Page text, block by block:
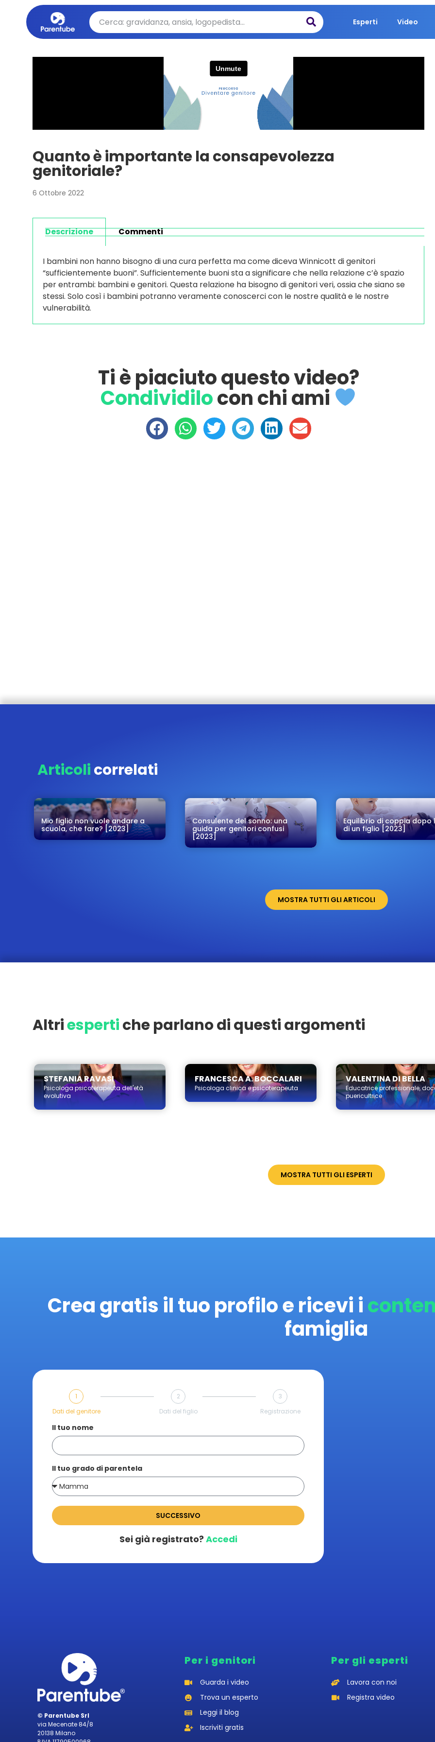
Esperti Video
Quanto è importante la consapevolezza
genitoriale?
6 Ottobre 2022
Descrizione Commenti
I bambini non hanno bisogno di una cura perfetta ma come diceva Winnicott di genitori
“sufficientemente buoni”. Sufficientemente buoni sta a significare che nella relazione c’è spazio
per entrambi: bambini e genitori. Questa relazione ha bisogno di genitori veri, ossia che siano se
stessi. Solo così i bambini potranno veramente conoscerci con le nostre qualità e le nostre
vulnerabilità.
Ti è piaciuto questo video?
Condividilocon chi ami
Articolicorrelati
Mio figlio non vuole andare a
scuola, che fare? [2023]
Consulente del sonno: una
guida per genitori confusi
[2023]
Equilibrio di coppia dopo
di un figlio [2023]
MOSTRA TUTTI GLI ARTICOLI
Altriespertiche parlano di questi argomenti
STEFANIA RAVASI
Psicologa psicoterapeuta dell'età
evolutiva
FRANCESCA A. BOCCALARI
Psicologa clinica e psicoterapeuta
VALENTINA DI BELLA
Educatrice professionale,
puericultrice
MOSTRA TUTTI GLI ESPERTI
Crea gratis il tuo profilo e ricevi i
famiglia
1
Dati del genitore
2
Dati del figlio
3
Registrazione
Il tuo nome
Il tuo grado di parentela
SUCCESSIVO
Sei già registrato? Accedi
© Parentube Srl
via Mecenate 84/8
20138 Milano
Per i genitori
Guarda i video
Trova un esperto
Leggi il blog
Iscriviti gratis
Per gli esperti
Lavora con noi
Registra video